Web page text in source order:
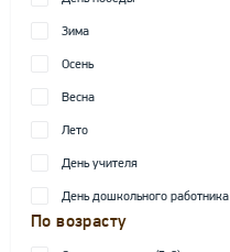
Зима
Осень
Весна
Лето
День учителя
День дошкольного работника
По возрасту